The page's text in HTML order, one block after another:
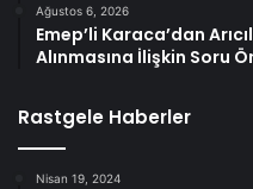
Ağustos 6, 2026
Emep’li Karaca’dan
Alınmasına İlişkin Soru
Rastgele Haberler
Nisan 19, 2024